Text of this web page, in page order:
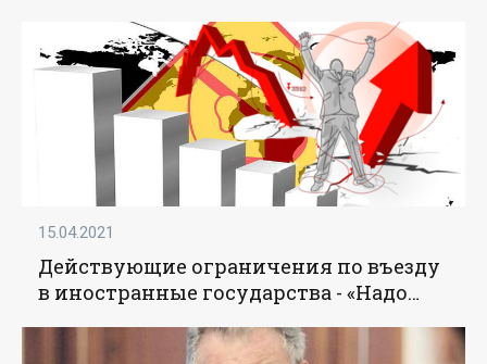
15.04.2021
Действующие ограничения по въезду
в иностранные государства - «Надо